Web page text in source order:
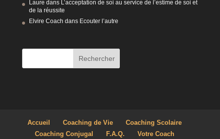
Laure dans L’acceptation de soi au service de l’estime de soi et
de la réussite
Elvire Coach dans Ecouter l’autre
Accueil Coaching de Vie
Coaching Scolaire
Coaching Conjugal
F.A.Q. Votre Coach